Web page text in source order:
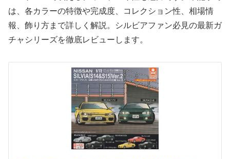
は、各カラーの特徴や完成度、コレクション性、相場情
報、飾り方まで詳しく解説。シルビアファン必見の最新ガ
チャシリーズを徹底レビューします。